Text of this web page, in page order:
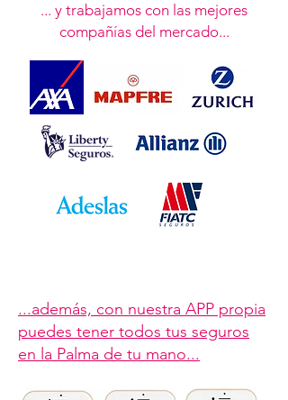
... y trabajamos con las mejores
compañías del mercado...
...además, con nuestra APP propia
puedes tener todos tus seguros
en la Palma de tu mano...